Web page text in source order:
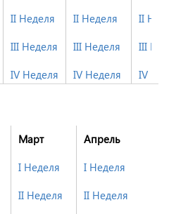
II Неделя
III Неделя
IV Неделя
II Неделя
III Неделя
IV Неделя
II
III
IV
Март
I Неделя
II Неделя
Апрель
I Неделя
II Неделя